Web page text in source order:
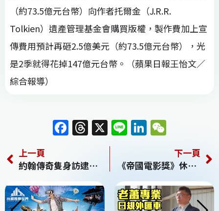
（約73.5億元台幣）向作者托爾金（J.R.R.
Tolkien）遺產管理基金會購買版權，製作費加上宣
傳費用預計再砸2.5億美元（約73.5億元台幣），光
是2季就得花掉147億元台幣。（蘋果日報王怡文／
綜合報導）
F
a
c
e
b
o
T
h
re
a
d
s
X Li
n
e
Li
n
k
e
dI
n
C
h
at
上一頁
約翰傳奇隻身訪逮丸 今晚首度炸台
下一頁
《帝國電影獎》休傑克曼稱帝放閃 STAR WARS勇奪5大獎